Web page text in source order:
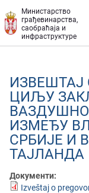
Министарство
грађевинарства,
саобраћаја и
инфраструктуре
ИЗВЕШТАЈ
ЦИЉУ
ИЗМЕЂУ
СРБИЈЕ И
ТАЈЛАНДА
Документи:
Izveštaj o